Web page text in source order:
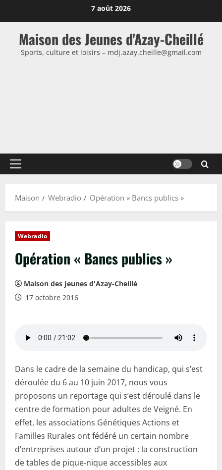
au
contenu
7 août 2026
Maison des Jeunes d'Azay-Cheillé
Sports, culture et loisirs – mdj.azay.cheille@gmail.com
Menu
Maison
Webradio Opération « Bancs publics »
Webradio
Opération « Bancs publics »
Maison des Jeunes d'Azay-Cheillé
17 octobre 2016
Dans le cadre de la semaine du handicap, qui s’est
déroulée du 6 au 10 juin 2017, nous vous
proposons un reportage qui s’est déroulé dans le
centre de formation pour adultes de Veigné. En
effet, les associations Génétiques Actions et
Familles Rurales ont fédéré un certain nombre
d’entreprises autour d’un projet : la construction
de tables de pique-nique accessibles aux